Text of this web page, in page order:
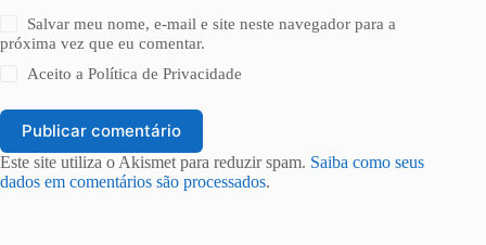
Salvar meu nome, e-mail e site neste navegador para a
próxima vez que eu comentar.
Aceito aPolítica de Privacidade
Publicar comentário
Este site utiliza o Akismet para reduzir spam. Saiba como seus
dados em comentários são processados.